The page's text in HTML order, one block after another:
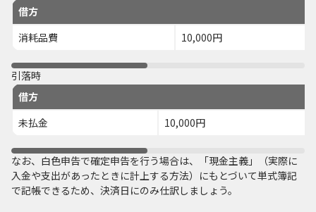
借方
消耗品費
10,000円
引落時
借方
未払金
10,000円
なお、白色申告で確定申告を行う場合は、「現金主義」（実際に
入金や支出があったときに計上する方法）にもとづいて単式簿記
で記帳できるため、決済日にのみ仕訳しましょう。